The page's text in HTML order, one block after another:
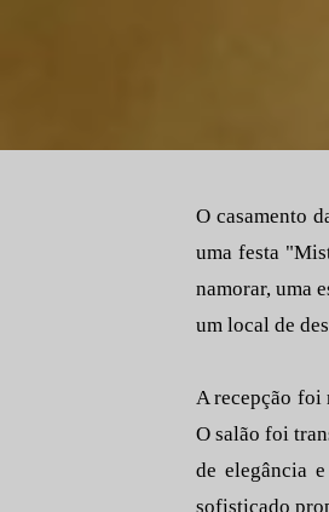
O casamento
uma festa
namorar, uma
um local de
A recepção foi
O salão foi
de elegância
sofisticado